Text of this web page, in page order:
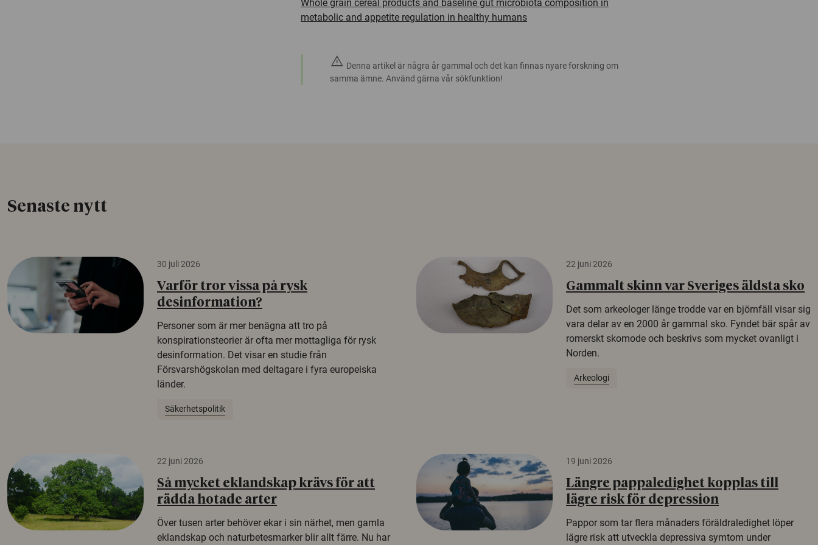
Whole grain cereal products and baseline gut microbiota composition in
metabolic and appetite regulation in healthy humans
warning Denna artikel är några år gammal och det kan finnas nyare forskning om
samma ämne. Använd gärna vår sökfunktion!
Senaste nytt
30 juli 2026
Varför tror vissa på rysk
desinformation?
Personer som är mer benägna att tro på
konspirationsteorier är ofta mer mottagliga för rysk
desinformation. Det visar en studie från
Försvarshögskolan med deltagare i fyra europeiska
länder.
Säkerhetspolitik
22 juni 2026
Gammalt skinn var Sveriges äldsta sko
Det som arkeologer länge trodde var en björnfäll visar sig
vara delar av en 2000 år gammal sko. Fyndet bär spår av
romerskt skomode och beskrivs som mycket ovanligt i
Norden.
Arkeologi
22 juni 2026
Så mycket eklandskap krävs för att
rädda hotade arter
Över tusen arter behöver ekar i sin närhet, men gamla
eklandskap och naturbetesmarker blir allt färre. Nu har
19 juni 2026
Längre pappaledighet kopplas till
lägre risk för depression
Pappor som tar flera månaders föräldraledighet löper
lägre risk att utveckla depressiva symtom under